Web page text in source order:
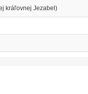
kráľovnej Jezabel)